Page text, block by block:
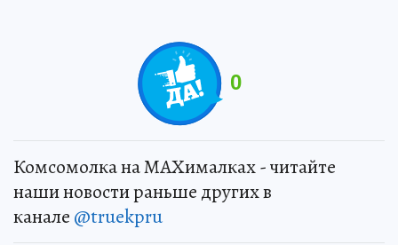
0
Комсомолка на MAXималках - читайте
наши новости раньше других в
канале @truekpru